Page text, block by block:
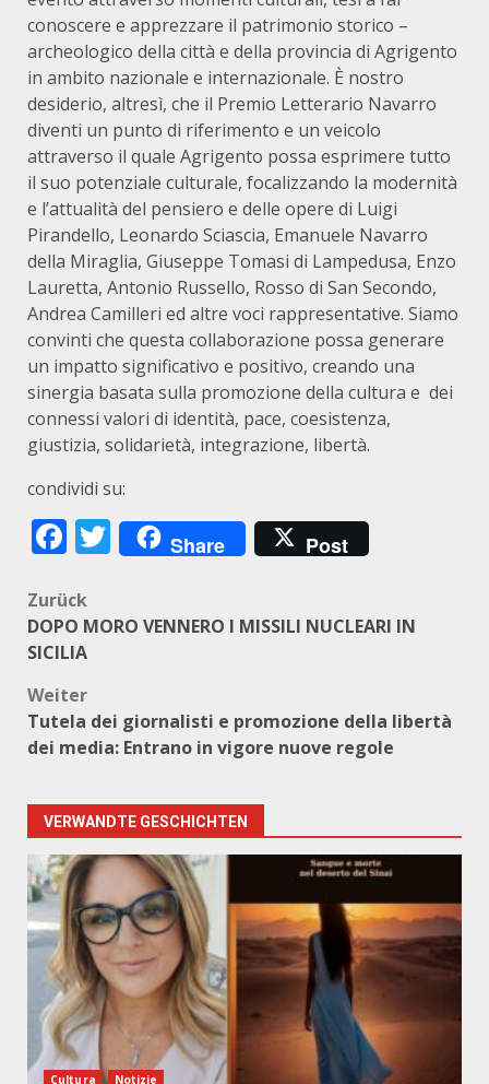
conoscere e apprezzare il patrimonio storico –
archeologico della città e della provincia di Agrigento
in ambito nazionale e internazionale. È nostro
desiderio, altresì, che il Premio Letterario Navarro
diventi un punto di riferimento e un veicolo
attraverso il quale Agrigento possa esprimere tutto
il suo potenziale culturale, focalizzando la modernità
e l’attualità del pensiero e delle opere di Luigi
Pirandello, Leonardo Sciascia, Emanuele Navarro
della Miraglia, Giuseppe Tomasi di Lampedusa, Enzo
Lauretta, Antonio Russello, Rosso di San Secondo,
Andrea Camilleri ed altre voci rappresentative. Siamo
convinti che questa collaborazione possa generare
un impatto significativo e positivo, creando una
sinergia basata sulla promozione della cultura e dei
connessi valori di identità, pace, coesistenza,
giustizia, solidarietà, integrazione, libertà.
condividi su:
Facebook
Twitter
Share Post
Beitragsnavigation
Zurück
DOPO MORO VENNERO I MISSILI NUCLEARI IN
SICILIA
Weiter
Tutela dei giornalisti e promozione della libertà
dei media: Entrano in vigore nuove regole
VERWANDTE GESCHICHTEN
Cultura Notizie